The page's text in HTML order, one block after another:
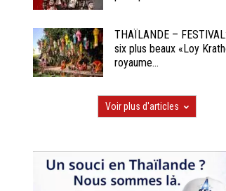
THAÏLANDE –
six plus beaux «Loy
royaume...
Voir plus d'articles